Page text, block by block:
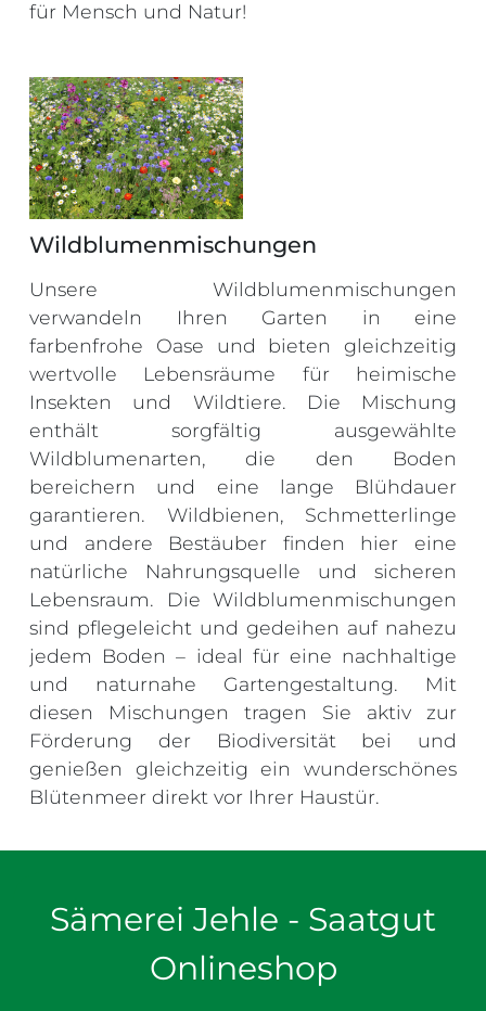
für Mensch und Natur!
Wildblumenmischungen
Unsere Wildblumenmischungen
verwandeln Ihren Garten in eine
farbenfrohe Oase und bieten gleichzeitig
wertvolle Lebensräume für heimische
Insekten und Wildtiere. Die Mischung
enthält sorgfältig ausgewählte
Wildblumenarten, die den Boden
bereichern und eine lange Blühdauer
garantieren. Wildbienen, Schmetterlinge
und andere Bestäuber finden hier eine
natürliche Nahrungsquelle und sicheren
Lebensraum. Die Wildblumenmischungen
sind pflegeleicht und gedeihen auf nahezu
jedem Boden – ideal für eine nachhaltige
und naturnahe Gartengestaltung. Mit
diesen Mischungen tragen Sie aktiv zur
Förderung der Biodiversität bei und
genießen gleichzeitig ein wunderschönes
Blütenmeer direkt vor Ihrer Haustür.
Sämerei Jehle - Saatgut
Onlineshop